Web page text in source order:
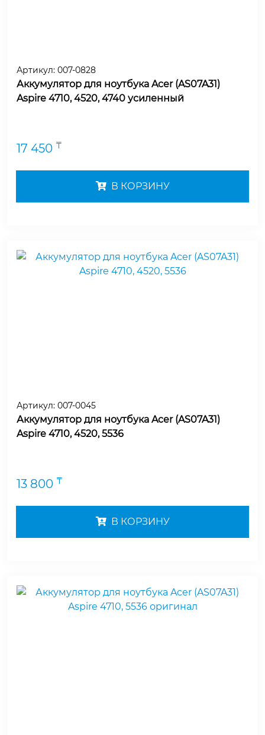
Артикул: 007-0828
Аккумулятор для ноутбука Acer (AS07A31)
Aspire 4710, 4520, 4740 усиленный
17 450 ₸
В КОРЗИНУ
Артикул: 007-0045
Аккумулятор для ноутбука Acer (AS07A31)
Aspire 4710, 4520, 5536
13 800 ₸
В КОРЗИНУ